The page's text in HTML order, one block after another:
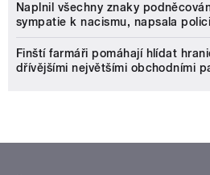
Naplnil všechny znaky
sympatie k nacismu, napsala
Finští farmáři pomáhají hlídat
dřívějšími největšími obchodními